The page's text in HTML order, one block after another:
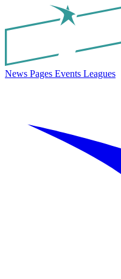
News Pages Events Leagues